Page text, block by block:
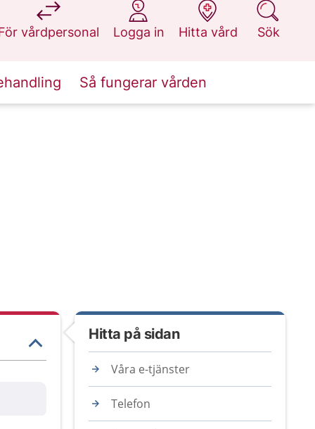
vårdpersonal
på 1177.se
Logga in
på 1177.se
Hitta vård
på 1177.se
Sök
på 1177.se
Så fungerar vården
Hitta på sidan
Våra e-tjänster
Telefon